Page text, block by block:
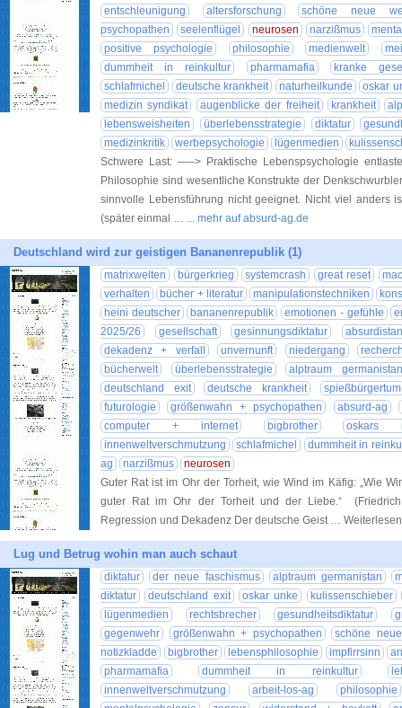
entschleunigung altersforschung
schöne neue
psychopathen
seelenflügel neurosen narzißmus
positive psychologie
philosophie medienwelt
dummheit in reinkultur
pharmamafia
kranke
schlafmichel
deutsche krankheit naturheilkunde
oskar
medizin syndikat
augenblicke der freiheit krankheit
lebensweisheiten
überlebensstrategie diktatur
medizinkritik
werbepsychologie lügenmedien
Schwere Last: —–> Praktische Lebenspsychologie
Philosophie sind wesentliche Konstrukte der
sinnvolle Lebensführung nicht geeignet. Nicht viel anders
(später einmal … ... mehr auf absurd-ag.de
Deutschland wird zur geistigen Bananenrepublik (1)
matrixwelten bürgerkrieg systemcrash great reset
verhalten
bücher + literatur manipulationstechniken
heini deutscher
bananenrepublik emotionen - gefühle
2025/26
gesellschaft gesinnungsdiktatur
dekadenz + verfall
unvernunft niedergang
bücherwelt
überlebensstrategie
alptraum germanistan
deutschland exit
deutsche krankheit
spießbürgertum
futurologie
größenwahn + psychopathen absurd-ag
computer + internet
bigbrother
oskars
innenweltverschmutzung
schlafmichel
dummheit in
ag
narzißmus
neurosen
Guter Rat ist im Ohr der Torheit, wie Wind im Käfig: „Wie
guter Rat im Ohr der Torheit und der Liebe.“
Regression und Dekadenz Der deutsche Geist …
Lug und Betrug wohin man auch schaut
diktatur der neue faschismus alptraum germanistan
diktatur
deutschland exit oskar unke
kulissenschieber
lügenmedien
rechtsbrecher gesundheitsdiktatur
gegenwehr
größenwahn + psychopathen
schöne
notizkladde
bigbrother lebensphilosophie impfirrsinn
pharmamafia
dummheit in reinkultur
innenweltverschmutzung
arbeit-los-ag
philosophie